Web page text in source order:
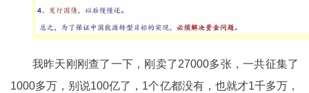
我昨天刚刚查了一下，刚卖了27000多张，一共征集了
1000多万，别说100亿了，1个亿都没有，也就才1千多万，